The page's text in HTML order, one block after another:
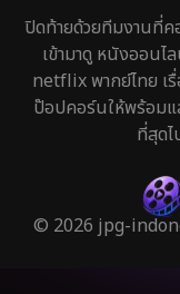
ปิดท้ายด้วยทีมงานที่ค
เข้ามาดู หนังออนไ
netflix พากย์ไทย เ
ป๊อปคอร์นให้พร้อม
ที่สุด
© 2026 jpg-